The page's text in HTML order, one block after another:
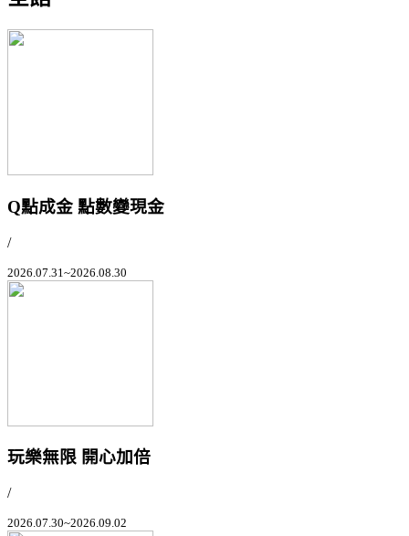
Q點成金 點數變現金
/
2026.07.31~2026.08.30
玩樂無限 開心加倍
/
2026.07.30~2026.09.02